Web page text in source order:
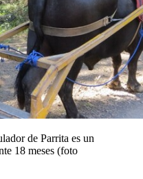
de Parrita es un
18 meses (foto